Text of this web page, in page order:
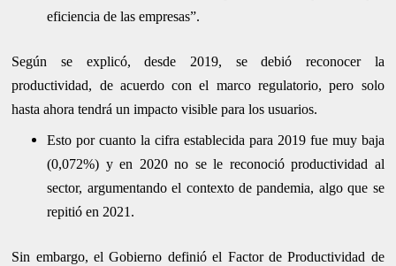
eficiencia de las empresas”.
Según se explicó, desde 2019, se debió reconocer la
productividad, de acuerdo con el marco regulatorio, pero solo
hasta ahora tendrá un impacto visible para los usuarios.
Esto por cuanto la cifra establecida para 2019 fue muy baja
(0,072%) y en 2020 no se le reconoció productividad al
sector, argumentando el contexto de pandemia, algo que se
repitió en 2021.
Sin embargo, el Gobierno definió el Factor de Productividad de